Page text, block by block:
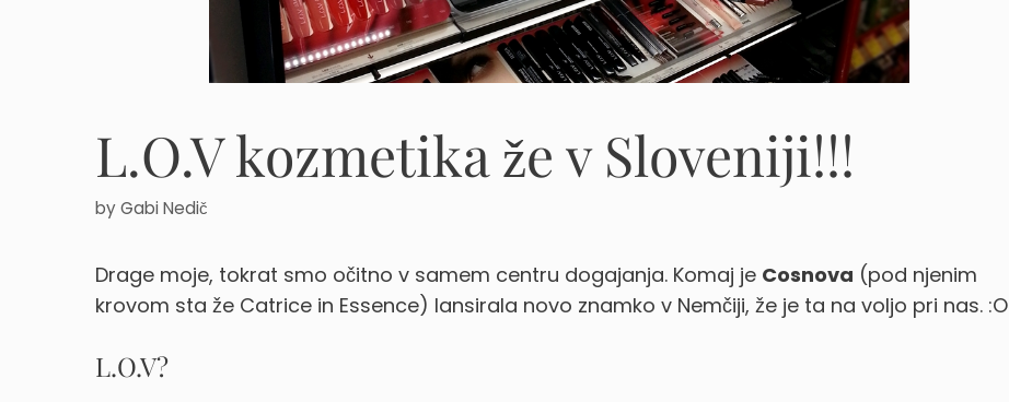
L.O.V kozmetika že v Sloveniji!!!
byGabi Nedič
Drage moje, tokrat smo očitno v samem centru dogajanja. Komaj je Cosnova (pod njenim
krovom sta že Catrice in Essence) lansirala novo znamko v Nemčiji, že je ta na voljo pri nas. :O
L.O.V?